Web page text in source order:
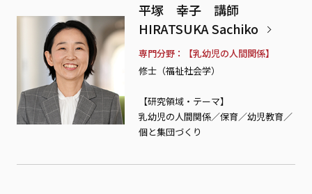
平塚 幸子 講師
HIRATSUKA Sachiko
専門分野
【乳幼児の人間関係】
修士（福祉社会学）
【研究領域・テーマ】
乳幼児の人間関係／保育／幼児教育／
個と集団づくり